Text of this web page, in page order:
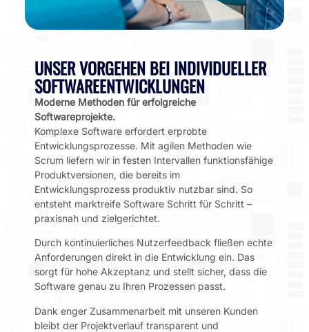
UNSER VORGEHEN BEI INDIVIDUELLER
SOFTWAREENTWICKLUNGEN
Moderne Methoden für erfolgreiche
Softwareprojekte.
Komplexe Software erfordert erprobte
Entwicklungsprozesse. Mit agilen Methoden wie
Scrum liefern wir in festen Intervallen funktionsfähige
Produktversionen, die bereits im
Entwicklungsprozess produktiv nutzbar sind. So
entsteht marktreife Software Schritt für Schritt –
praxisnah und zielgerichtet.
Durch kontinuierliches Nutzerfeedback fließen echte
Anforderungen direkt in die Entwicklung ein. Das
sorgt für hohe Akzeptanz und stellt sicher, dass die
Software genau zu Ihren Prozessen passt.
Dank enger Zusammenarbeit mit unseren Kunden
bleibt der Projektverlauf transparent und